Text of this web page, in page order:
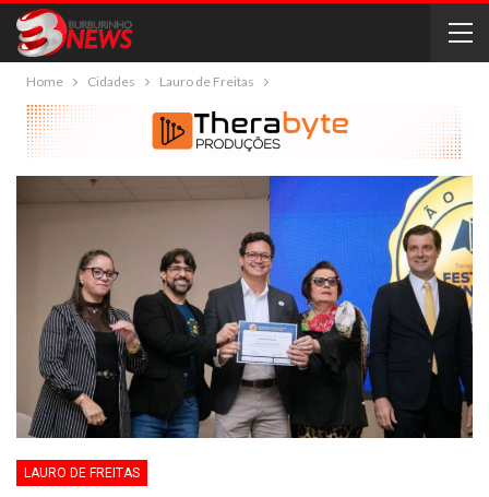
Home Cidades Lauro de Freitas
LAURO DE FREITAS